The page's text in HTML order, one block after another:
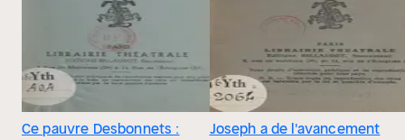
Ce pauvre Desbonnets :
Joseph a de l'avancement